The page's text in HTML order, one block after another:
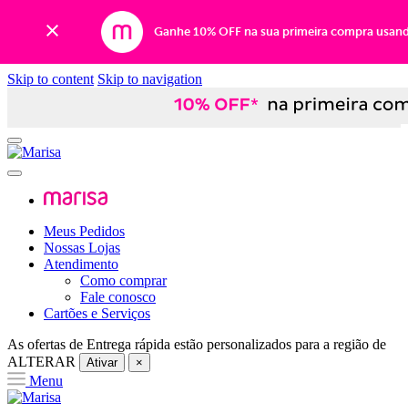
Ganhe 10% OFF na sua primeira compra
Skip to content Skip to navigation
Meus Pedidos
Nossas Lojas
Atendimento
Como comprar
Fale conosco
Cartões e Serviços
As ofertas de Entrega rápida estão personalizados para a região de
ALTERAR
Ativar ×
Menu